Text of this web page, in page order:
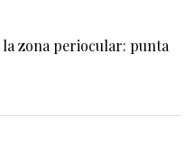
zona periocular: punta